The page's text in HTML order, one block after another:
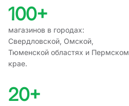
100+
магазинов в городах:
Свердловской, Омской,
Тюменской областях и Пермском
крае.
20+